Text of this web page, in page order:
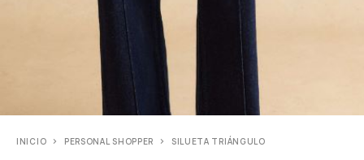
INICIO PERSONAL SHOPPER SILUETA TRIÁNGULO